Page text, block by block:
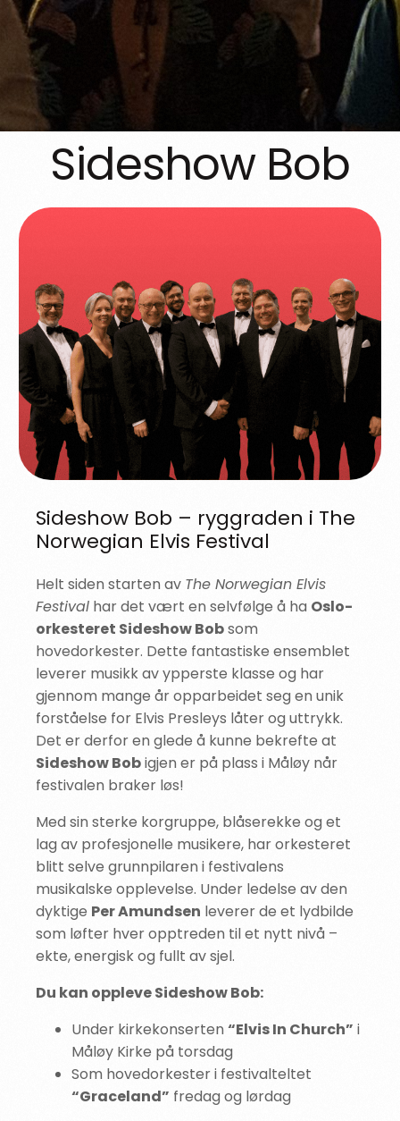
Sideshow Bob
Sideshow Bob – ryggraden i The
Norwegian Elvis Festival
Helt siden starten av The Norwegian Elvis
Festival har det vært en selvfølge å ha Oslo-
orkesteret Sideshow Bobsom
hovedorkester. Dette fantastiske ensemblet
leverer musikk av ypperste klasse og har
gjennom mange år opparbeidet seg en unik
forståelse for Elvis Presleys låter og uttrykk.
Det er derfor en glede å kunne bekrefte at
Sideshow Bobigjen er på plass i Måløy når
festivalen braker løs!
Med sin sterke korgruppe, blåserekke og et
lag av profesjonelle musikere, har orkesteret
blitt selve grunnpilaren i festivalens
musikalske opplevelse. Under ledelse av den
dyktige Per Amundsen leverer de et lydbilde
som løfter hver opptreden til et nytt nivå –
ekte, energisk og fullt av sjel.
Du kan oppleve Sideshow Bob:
Under kirkekonserten“Elvis In Church” i
Måløy Kirke på torsdag
Som hovedorkester i festivalteltet
“Graceland” fredag og lørdag